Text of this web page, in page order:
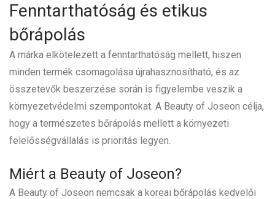
Fenntarthatóság és etikus
bőrápolás
A márka elkötelezett a fenntarthatóság mellett, hiszen
minden termék csomagolása újrahasznosítható, és az
összetevők beszerzése során is figyelembe veszik a
környezetvédelmi szempontokat. A Beauty of Joseon célja,
hogy a természetes bőrápolás mellett a környezeti
felelősségvállalás is prioritás legyen.
Miért a Beauty of Joseon?
A Beauty of Joseon nemcsak a koreai bőrápolás kedvelői